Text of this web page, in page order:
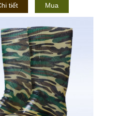
tiết Mua